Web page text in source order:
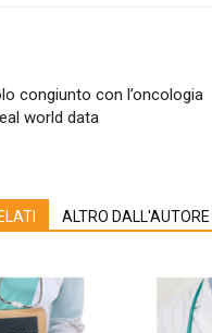
congiunto con l’oncologia
world data
ALTRO DALL'AUTORE